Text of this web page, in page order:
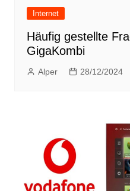
Internet
Häufig gestellte
GigaKombi
Alper 28/12/2024